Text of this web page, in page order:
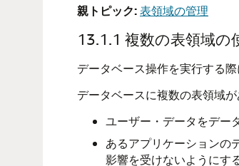
親トピック:表領域の管理
13.1.1 複数の表領域の
データベース操作を実行する
データベースに複数の表領域
ユーザー・データをデー
あるアプリケーションの
影響を受けないようにする